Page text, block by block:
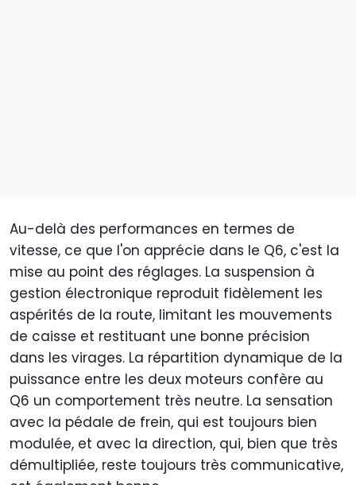
Au-delà des performances en termes de
vitesse, ce que l'on apprécie dans le Q6, c'est la
mise au point des réglages. La suspension à
gestion électronique reproduit fidèlement les
aspérités de la route, limitant les mouvements
de caisse et restituant une bonne précision
dans les virages. La répartition dynamique de la
puissance entre les deux moteurs confère au
Q6 un comportement très neutre. La sensation
avec la pédale de frein, qui est toujours bien
modulée, et avec la direction, qui, bien que très
démultipliée, reste toujours très communicative,